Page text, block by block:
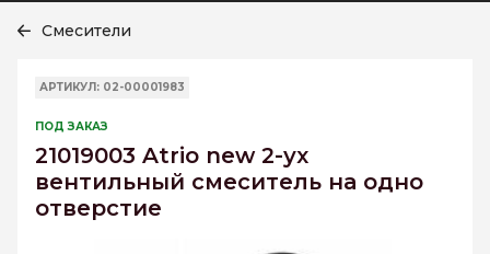
Смесители
АРТИКУЛ: 02-00001983
ПОД ЗАКАЗ
21019003 Atrio new 2-ух
вентильный смеситель на одно
отверстие